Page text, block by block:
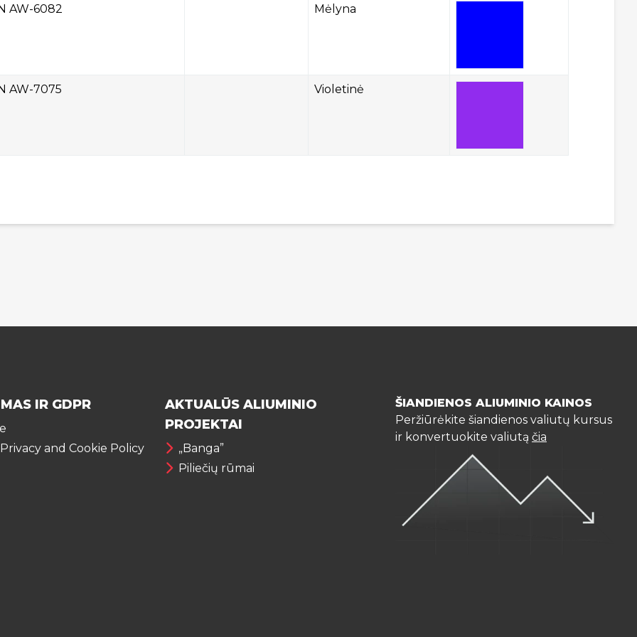
AW-6082 Mėlyna
AW-7075 Violetinė
IR GDPR
and Cookie Policy
AKTUALŪS ALIUMINIO
PROJEKTAI
„Banga”
Piliečių rūmai
ŠIANDIENOS ALIUMINIO KAINOS
Peržiūrėkite šiandienos valiutų kursus
ir konvertuokite valiutą čia